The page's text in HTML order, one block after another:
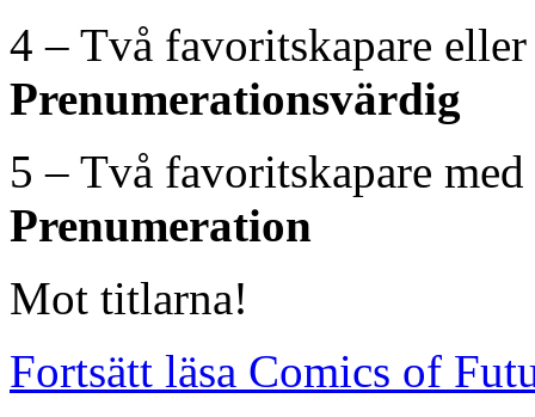
4 – Två favoritskapare
Prenumerationsvärdig
5 – Två favoritskapare
Prenumeration
Mot titlarna!
Fortsätt läsa Comics of